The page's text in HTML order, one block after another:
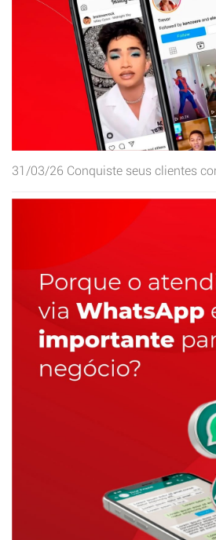
31/03/26 Conquiste seus clientes